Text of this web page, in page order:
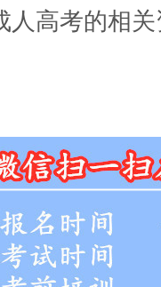
人高考的相